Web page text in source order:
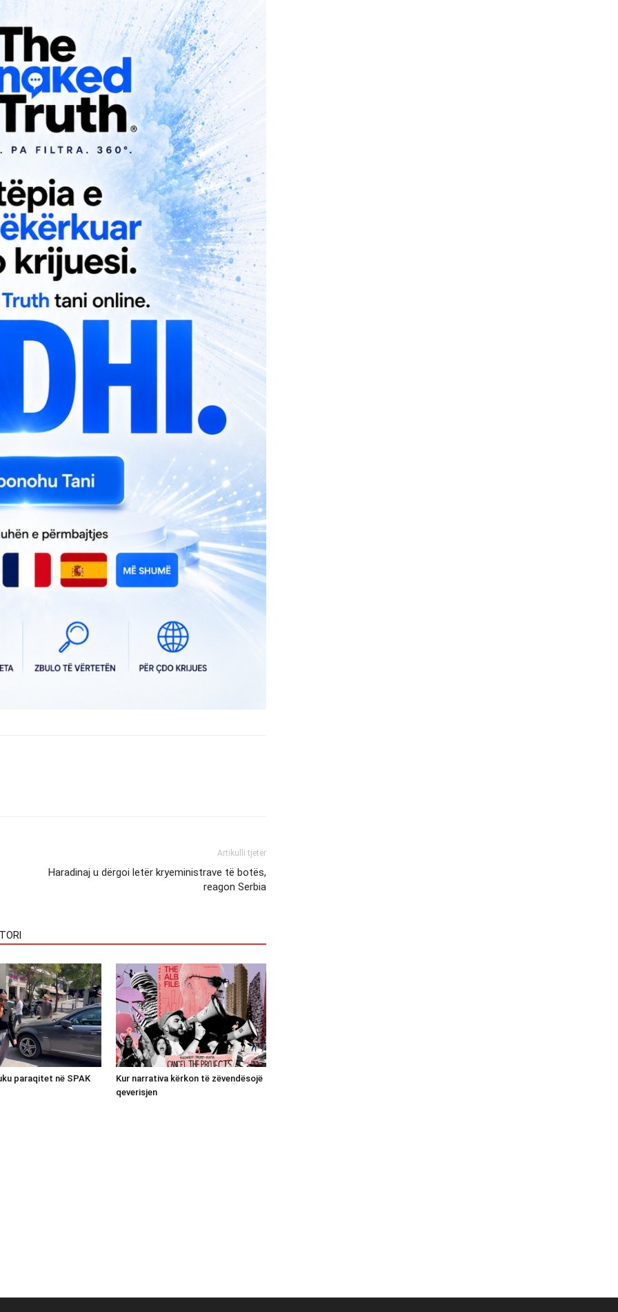
Artikulli tjetër
Haradinaj u dërgoi letër kryeministrave të botës,
reagon Serbia
paraqitet në SPAK
Kur narrativa kërkon të zëvendësojë
qeverisjen